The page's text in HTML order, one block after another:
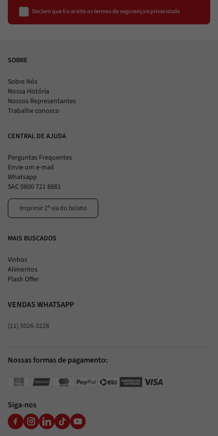
Declaro que li e aceito os termos de segurança e privacidade
SOBRE
Sobre Nós
Nossa História
Nossos Representantes
Trabalhe conosco
CENTRAL DE AJUDA
Perguntas Frequentes
Envie um e-mail
Whatsapp
SAC 0800 721 8881
Imprimir 2ª via do boleto
MAIS BUSCADOS
Vinhos
Alimentos
Flash Offer
VENDAS WHATSAPP
(11) 5026-3228
Nossas formas de pagamento:
Siga-nos